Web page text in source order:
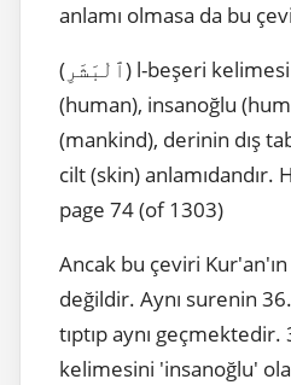
anlamı olmasa da bu
(ٱلْبَشَرِ) l-beşeri kelimesi kökü (بشر) insan
(human), insanoğlu
(mankind), derinin dış
cilt (skin) anlamıdandır.
page 74 (of 1303)
Ancak bu çeviri
değildir. Aynı surenin
tıptıp aynı
kelimesini 'insanoğlu'